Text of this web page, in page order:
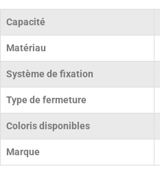
Capacité
Matériau
Système de fixation
Type de fermeture
Coloris disponibles
Marque